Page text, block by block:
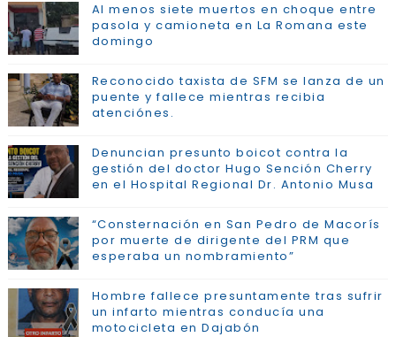
Al menos siete muertos en choque entre
pasola y camioneta en La Romana este
domingo
Reconocido taxista de SFM se lanza de un
puente y fallece mientras recibia
atenciónes.
Denuncian presunto boicot contra la
gestión del doctor Hugo Sención Cherry
en el Hospital Regional Dr. Antonio Musa
“Consternación en San Pedro de Macorís
por muerte de dirigente del PRM que
esperaba un nombramiento”
Hombre fallece presuntamente tras sufrir
un infarto mientras conducía una
motocicleta en Dajabón